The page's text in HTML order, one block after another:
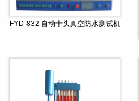
FYD-832 自动十头真空防水测试机